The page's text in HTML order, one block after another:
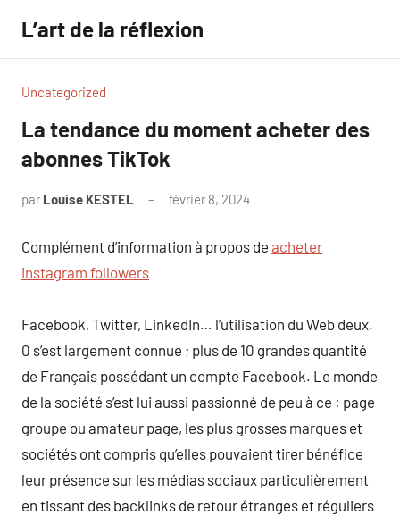
contenu
L’art de la réflexion
Uncategorized
La tendance du moment acheter des
abonnes TikTok
par Louise KESTEL février 8, 2024
Complément d’information à propos de acheter
instagram followers
Facebook, Twitter, LinkedIn… l’utilisation du Web deux.
0 s’est largement connue ; plus de 10 grandes quantité
de Français possédant un compte Facebook. Le monde
de la société s’est lui aussi passionné de peu à ce : page
groupe ou amateur page, les plus grosses marques et
sociétés ont compris qu’elles pouvaient tirer bénéfice
leur présence sur les médias sociaux particulièrement
en tissant des backlinks de retour étranges et réguliers